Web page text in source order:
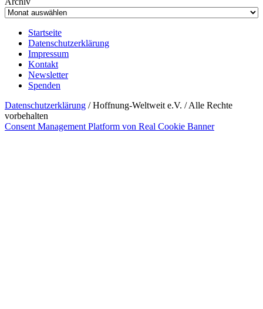
Startseite
Datenschutzerklärung
Impressum
Kontakt
Newsletter
Spenden
Datenschutzerklärung / Hoffnung-Weltweit e.V. / Alle Rechte
vorbehalten
Consent Management Platform von Real Cookie Banner